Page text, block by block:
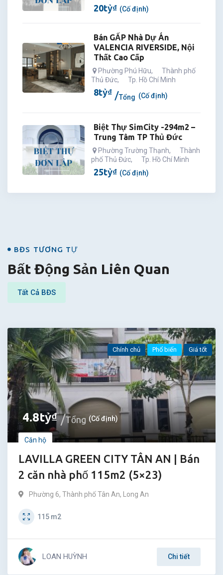
20tỷ₫ (Cố định)
Bán GẤP Nhà Dự Án
VALENCIA RIVERSIDE, Nội
Thất Cao Cấp
Phường Phú Hữu,
Thành phố
Thủ Đức, Tp. Hồ Chí Minh
8tỷ₫ Tổng (Cố định)
Biệt Thự SimCity -294m2 –
Trung Tâm TP Thủ Đức
Phường Trường Thạnh,
Thành
phố Thủ Đức, Tp. Hồ Chí Minh
25tỷ₫ (Cố định)
BĐS
BĐS TƯƠNG TỰ
Bất Động Sản Liên Quan
Tất Cả BĐS
4.8tỷ₫ Tổng (Cố định)
Căn hộ
LAVILLA GREEN CITY TÂN AN | Bán
2 căn nhà phố 115m2 (5×23)
Chính chủ Phổ biến Giá tốt
Phường 6, Thành phố Tân An, Long An
115 m2
LOAN HUỲNH Chi tiết